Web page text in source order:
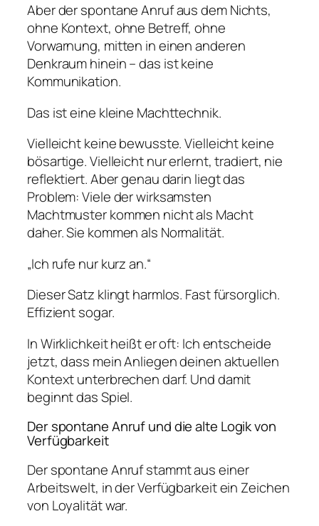
Aber der spontane Anruf aus dem Nichts,
ohne Kontext, ohne Betreff, ohne
Vorwarnung, mitten in einen anderen
Denkraum hinein – das ist keine
Kommunikation.
Das ist eine kleine Machttechnik.
Vielleicht keine bewusste. Vielleicht keine
bösartige. Vielleicht nur erlernt, tradiert, nie
reflektiert. Aber genau darin liegt das
Problem: Viele der wirksamsten
Machtmuster kommen nicht als Macht
daher. Sie kommen als Normalität.
„Ich rufe nur kurz an.“
Dieser Satz klingt harmlos. Fast fürsorglich.
Effizient sogar.
In Wirklichkeit heißt er oft: Ich entscheide
jetzt, dass mein Anliegen deinen aktuellen
Kontext unterbrechen darf. Und damit
beginnt das Spiel.
Der spontane Anruf und die alte Logik von
Verfügbarkeit
Der spontane Anruf stammt aus einer
Arbeitswelt, in der Verfügbarkeit ein Zeichen
von Loyalität war.